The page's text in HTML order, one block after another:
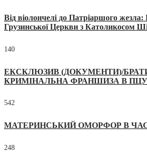
Від віолончелі до Патріаршого
Грузинської Церкви з Католикосом
140
ЕКСКЛЮЗИВ (ДОКУМЕНТИ)/
КРИМІНАЛЬНА ФРАНШИЗА В ПЦУ
542
МАТЕРИНСЬКИЙ ОМОРФОР В ЧАС
248